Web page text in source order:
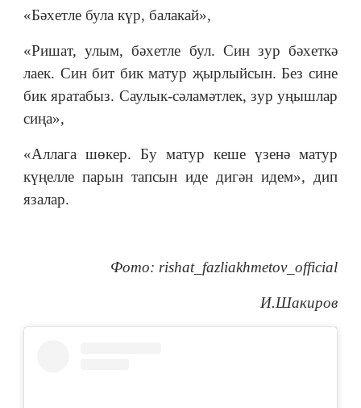
«Бәхетле була күр, балакай»,
«Ришат, улым, бәхетле бул. Син зур бәхеткә
лаек. Син бит бик матур җырлыйсын. Без сине
бик яратабыз. Саулык-сәламәтлек, зур уңышлар
сиңа»,
«Аллага шөкер. Бу матур кеше үзенә матур
күңелле парын тапсын иде дигән идем», дип
язалар.
Фото: rishat_fazliakhmetov_official
И.Шакиров